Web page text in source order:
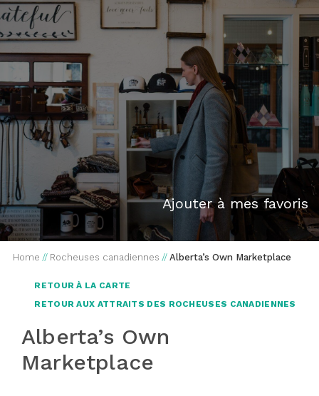
Ajouter à mes favoris
Home // Rocheuses canadiennes // Alberta’s Own Marketplace
RETOUR À LA CARTE
RETOUR AUX ATTRAITS DES ROCHEUSES CANADIENNES
Alberta’s Own
Marketplace